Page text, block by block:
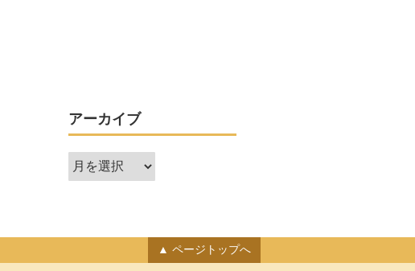
アーカイブ
ア
ー
ブ
ページトップへ